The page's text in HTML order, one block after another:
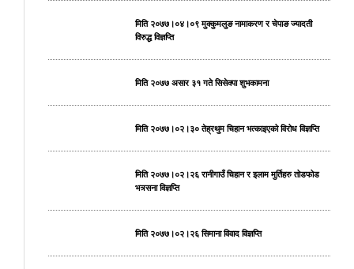
मिति २०७७।०४।०९ मुक्कुमलुङ नामाकरण र चेपाङ ज्यादती
विरुद्ध विज्ञप्ति
मिति २०७७ असार ३१ गते सिसेक्पा शुभकामना
मिति २०७७।०२।३० तेह्रथुम चिहान भत्काइएको विरोध विज्ञप्ति
मिति २०७७।०२।२६ रानीगाउँ चिहान र इलाम मुर्तिहरु तोडफोड
भत्र्सना विज्ञप्ति
मिति २०७७।०२।२६ सिमाना विवाद विज्ञप्ति